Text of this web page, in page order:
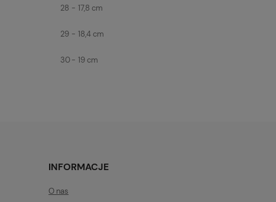
28 - 17,8 cm
29 - 18,4 cm
30- 19 cm
INFORMACJE
O nas